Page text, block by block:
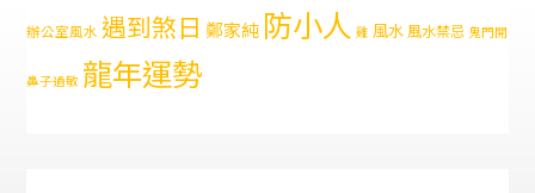
辦公室風水 遇到煞日 鄭家純 防小人 雞 風水 風水禁忌 鬼門開
鼻子過敏 龍年運勢